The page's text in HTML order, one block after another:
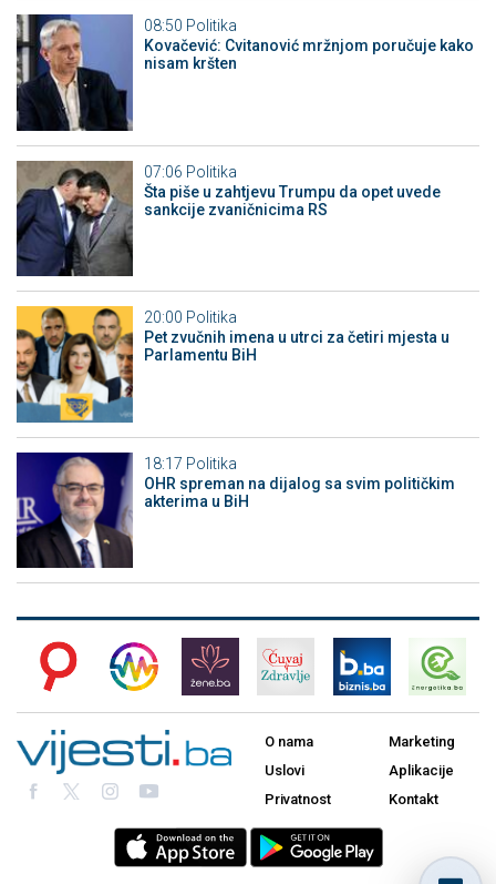
08:50 Politika
Kovačević: Cvitanović mržnjom poručuje kako
nisam kršten
07:06 Politika
Šta piše u zahtjevu Trumpu da opet uvede
sankcije zvaničnicima RS
20:00 Politika
Pet zvučnih imena u utrci za četiri mjesta u
Parlamentu BiH
18:17 Politika
OHR spreman na dijalog sa svim političkim
akterima u BiH
O nama
Uslovi
Privatnost
Marketing
Aplikacije
Kontakt